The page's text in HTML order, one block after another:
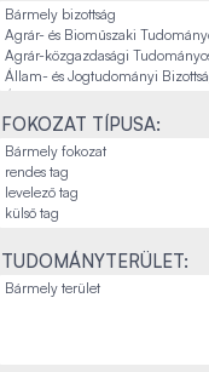
FOKOZAT TÍPUSA:
TUDOMÁNYTERÜLET: